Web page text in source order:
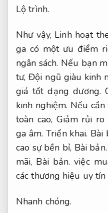
Lộ trình.
Như vậy, Linh hoạt
ga có một ưu điểm
ngân sách. Nếu bạn
tư,Đội ngũ giàu kinh
giá tốt dạng dương.
kinh nghiệm. Nếu
toàn cao, Giảm rủi ro
ga âm.Triển khai. Bài
cao sự bền bỉ, Bài bản.
mãi, Bài bản. việc
các thương hiệu uy
Nhanh chóng.